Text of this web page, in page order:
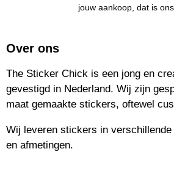
jouw aankoop, dat is
Over ons
The Sticker Chick is een jong en
gevestigd in Nederland. Wij zijn
maat gemaakte stickers, oftewel
Wij leveren stickers in
en afmetingen.